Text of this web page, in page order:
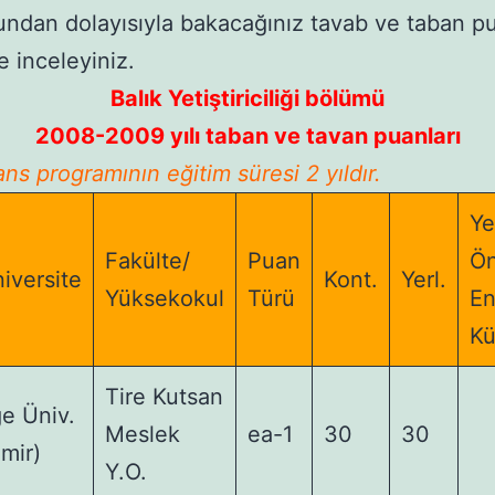
dolayısıyla bakacağınız tavab ve taban
inceleyiniz.
Balık Yetiştiriciliği bölümü
2008-2009 yılı taban ve tavan puanları
programının eğitim süresi 2 yıldır.
Fakülte/
Yüksekokul
Puan
Türü
Kont. Yerl.
En
Üniv.
Tire Kutsan
Meslek
Y.O.
ea-1 30 30